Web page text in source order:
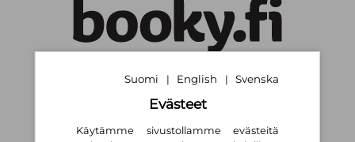
Suomi | English | Svenska
Suomi | English | Svenska
Evästeet
Käytämme sivustollamme evästeitä